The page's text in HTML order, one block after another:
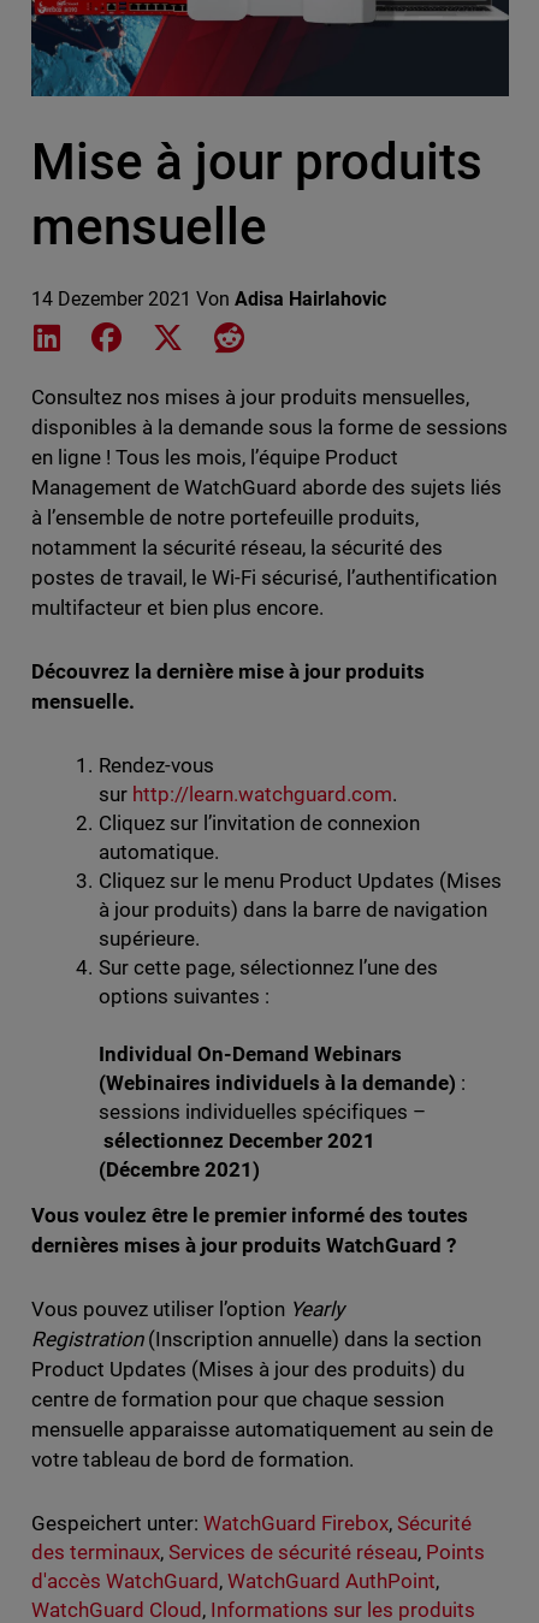
Mise à jour produits
mensuelle
14 Dezember 2021 Von Adisa Hairlahovic
Share on LinkedIn
Share on Facebook
Share on XShare on Reddit
Consultez nos mises à jour produits mensuelles,
disponibles à la demande sous la forme de sessions
en ligne ! Tous les mois, l’équipe Product
Management de WatchGuard aborde des sujets liés
à l’ensemble de notre portefeuille produits,
notamment la sécurité réseau, la sécurité des
postes de travail, le Wi-Fi sécurisé, l’authentification
multifacteur et bien plus encore.
Découvrez la dernière mise à jour produits
mensuelle.
Rendez-vous
sur http://learn.watchguard.com.
Cliquez sur l’invitation de connexion
automatique.
Cliquez sur le menu Product Updates (Mises
à jour produits) dans la barre de navigation
supérieure.
Sur cette page, sélectionnez l’une des
options suivantes :
Individual On-Demand Webinars
(Webinaires individuels à la demande) :
sessions individuelles spécifiques –
sélectionnez December 2021
(Décembre 2021)
Vous voulez être le premier informé des toutes
dernières mises à jour produits WatchGuard ?
Vous pouvez utiliser l’option Yearly
Registration(Inscription annuelle) dans la section
Product Updates (Mises à jour des produits) du
centre de formation pour que chaque session
mensuelle apparaisse automatiquement au sein de
votre tableau de bord de formation.
Gespeichert unter: WatchGuard Firebox,Sécurité
des terminaux, Services de sécurité réseau, Points
d'accès WatchGuard, WatchGuard AuthPoint,
WatchGuard Cloud, Informations sur les produits